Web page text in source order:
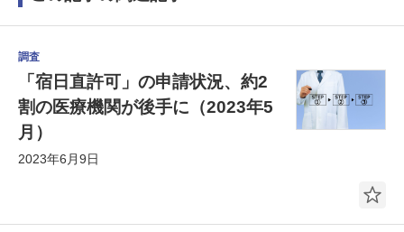
調査
「宿日直許可」の申請状況、約2
割の医療機関が後手に（2023年5
月）
2023年6月9日